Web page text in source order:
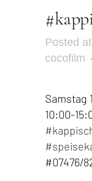
Posted
cocofilm
Samstag
10:00-
#
#07476/